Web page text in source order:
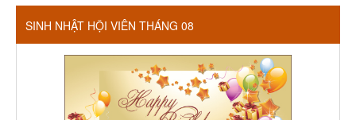
SINH NHẬT HỘI VIÊN THÁNG 08